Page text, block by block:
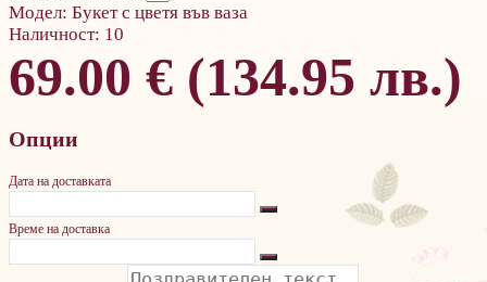
Модел: Букет с цветя във ваза
Наличност: 10
69.00 € (134.95 лв.)
Опции
Дата на доставката
Време на доставка